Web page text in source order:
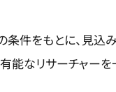
件をもとに、見込
能なリサーチャー